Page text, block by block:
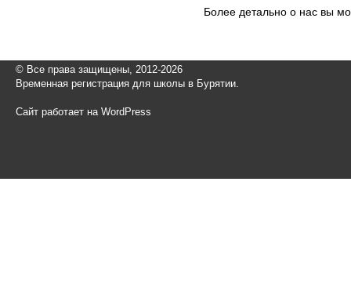
Более детально о нас вы
© Все права защищены, 2012-2026
Временная регистрация для школы в Бурятии.
Сайт работает на WordPress